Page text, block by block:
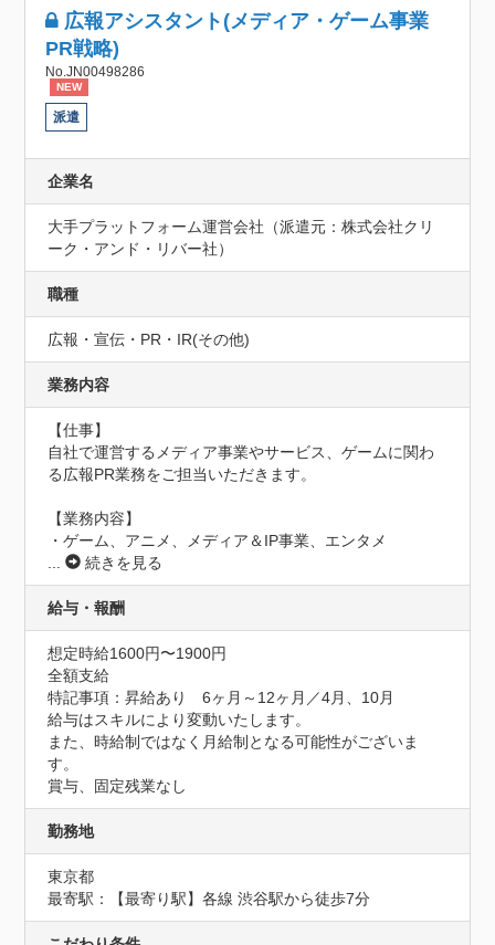
広報アシスタント(メディア・ゲーム事業
PR戦略)
No.JN00498286
NEW
派遣
企業名
大手プラットフォーム運営会社（派遣元：株式会社クリ
ーク・アンド・リバー社）
職種
広報・宣伝・PR・IR(その他)
業務内容
【仕事】
自社で運営するメディア事業やサービス、ゲームに関わ
る広報PR業務をご担当いただきます。
【業務内容】
・ゲーム、アニメ、メディア＆IP事業、エンタメ
...
続きを見る
給与・報酬
想定時給1600円〜1900円
全額支給
特記事項：昇給あり　6ヶ月～12ヶ月／4月、10月
給与はスキルにより変動いたします。
また、時給制ではなく月給制となる可能性がございま
す。
賞与、固定残業なし
勤務地
東京都
最寄駅：【最寄り駅】各線 渋谷駅から徒歩7分